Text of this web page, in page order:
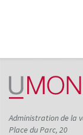
Administration de la
Place du Parc, 20